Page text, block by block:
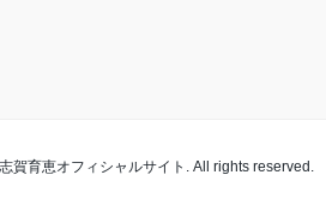
賀育恵オフィシャルサイト. All rights reserved.